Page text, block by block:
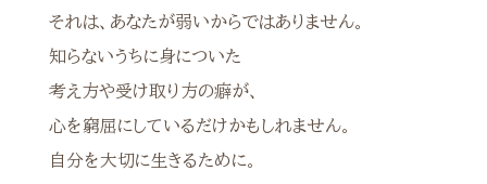
それは、あなたが弱いからではありません。
知らないうちに身についた
考え方や受け取り方の癖が、
心を窮屈にしているだけかもしれません。
自分を大切に生きるために。